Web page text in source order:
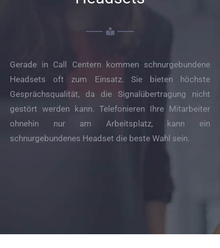
Gerade in Call Centern kommen schnurgebundene
Headsets oft zum Einsatz. Sie bieten höchste
Gesprächsqualität, da die Signalübertragung nicht
gestört werden kann. Telefonieren Ihre Mitarbeiter
ohnehin nur am Arbeitsplatz, kann ein
schnurgebundenes Headset die beste Wahl sein.